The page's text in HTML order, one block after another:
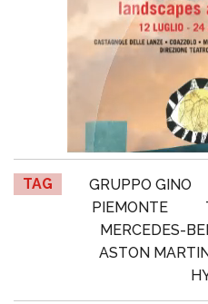
TAG GRUPPO GINO
PIEMONTE
MERCEDES-
ASTON MARTIN